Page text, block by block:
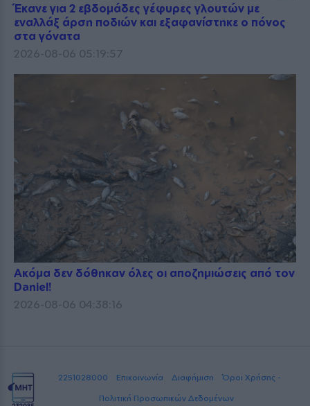
Έκανε για 2 εβδομάδες γέφυρες γλουτών με
εναλλάξ άρση ποδιών και εξαφανίστηκε ο πόνος
στα γόνατα
2026-08-06 05:19:57
Ακόμα δεν δόθηκαν όλες οι αποζημιώσεις από τον
Daniel!
2026-08-06 04:38:16
2251028000 Επικοινωνία Διαφήμιση
Όροι Χρήσης -
Πολιτική Προσωπικών Δεδομένων